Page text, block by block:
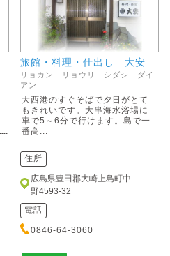
旅館・料理・仕出し 大安
リョカン リョウリ シダシ ダイ
アン
大西港のすぐそばで夕日がとて
もきれいです。大串海水浴場に
車で5～6分で行けます。島で一
番高...
住所
広島県豊田郡大崎上島町中
野4593-32
電話
0846-64-3060